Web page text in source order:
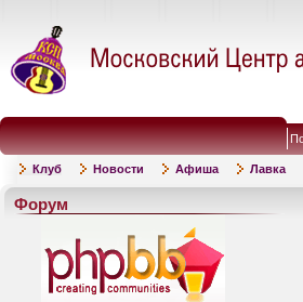
Клуб Новости Афиша Лавка
Форум